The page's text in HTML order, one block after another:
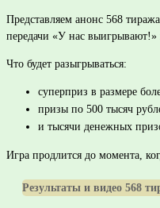
Представляем анонс 568
передачи «У нас
Что будет разыгрываться:
суперприз в размере
призы по 500 тысяч
и тысячи денежных
Игра продлится до момента,
Результаты и видео 568